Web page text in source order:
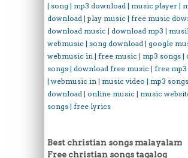
| song | mp3 download | music player |
download | play music | free music
download music | download mp3 |
webmusic | song download | google
webmusic in | free music | mp3 songs |
songs | download free music | free mp3
| webmusic in | music video | mp3 songs
download | online music | music
songs | free lyrics
Best christian songs malayalam
Free christian songs tagalog